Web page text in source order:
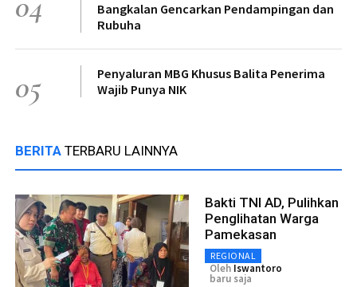
Bangkalan Gencarkan Pendampingan dan
Rubuha
05
Penyaluran MBG Khusus Balita Penerima
Wajib Punya NIK
BERITA TERBARU LAINNYA
Bakti TNI AD, Pulihkan
Penglihatan Warga
Pamekasan
REGIONAL
Oleh Iswantoro
baru saja